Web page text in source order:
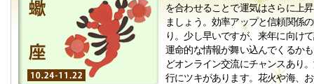
を合わせることで運気はさらに上
ましょう。効率アップと信頼関係
り。少し早いですが、来年に向け
運命的な情報が舞い込んでくるか
どオンライン交流にチャンスあり
行にツキがあります。花火や海、